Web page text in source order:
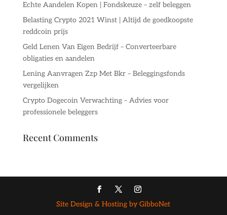
Echte Aandelen Kopen | Fondskeuze – zelf beleggen
Belasting Crypto 2021 Winst | Altijd de goedkoopste
reddcoin prijs
Geld Lenen Van Eigen Bedrijf – Converteerbare
obligaties en aandelen
Lening Aanvragen Zzp Met Bkr – Beleggingsfonds
vergelijken
Crypto Dogecoin Verwachting – Advies voor
professionele beleggers
Recent Comments
Site Design & Hosting by GibboNet